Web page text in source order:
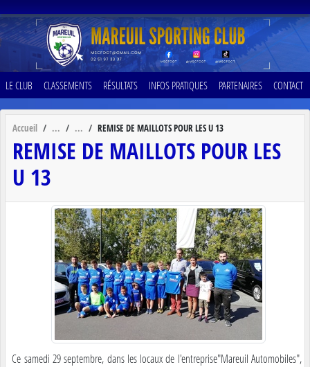
LE CLUB CLASSEMENTS RÉSULTATS INFOS PRATIQUES PARTENAIRES CONTACT
Accueil REMISE DE MAILLOTS POUR LES U 13
REMISE DE MAILLOTS POUR LES
U 13
Ce samedi 29 septembre, dans les locaux de l'entreprise"Mareuil Automobiles",